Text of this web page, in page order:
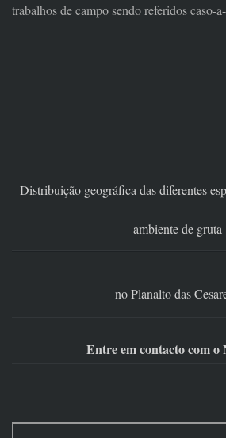
trabalhos de campo sendo referidos caso-
Distribuição geográfica das diferentes
ambiente de gruta
no Planalto das
Entre em contacto com